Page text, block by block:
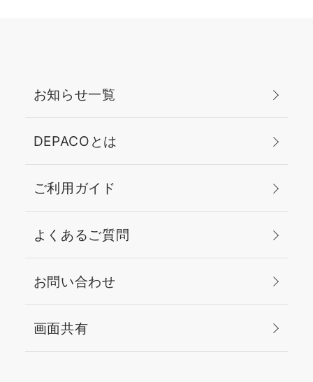
お知らせ一覧
DEPACOとは
ご利用ガイド
よくあるご質問
お問い合わせ
画面共有